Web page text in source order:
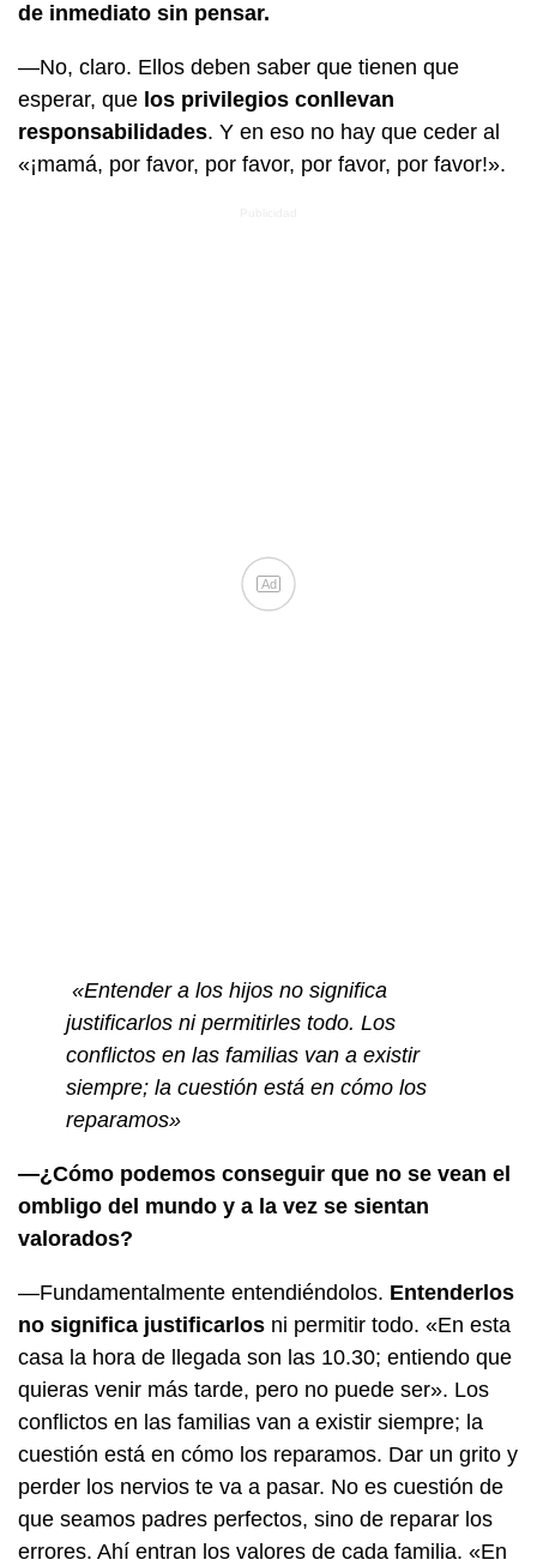
de inmediato sin pensar.
—No, claro. Ellos deben saber que tienen que
esperar, que los privilegios conllevan
responsabilidades. Y en eso no hay que ceder al
«¡mamá, por favor, por favor, por favor, por favor!».
Ad
«Entender a los hijos no significa
justificarlos ni permitirles todo. Los
conflictos en las familias van a existir
siempre; la cuestión está en cómo los
reparamos»
—¿Cómo podemos conseguir que no se vean el
ombligo del mundo y a la vez se sientan
valorados?
—Fundamentalmente entendiéndolos. Entenderlos
no significa justificarlos ni permitir todo. «En esta
casa la hora de llegada son las 10.30; entiendo que
quieras venir más tarde, pero no puede ser». Los
conflictos en las familias van a existir siempre; la
cuestión está en cómo los reparamos. Dar un grito y
perder los nervios te va a pasar. No es cuestión de
que seamos padres perfectos, sino de reparar los
errores. Ahí entran los valores de cada familia. «En